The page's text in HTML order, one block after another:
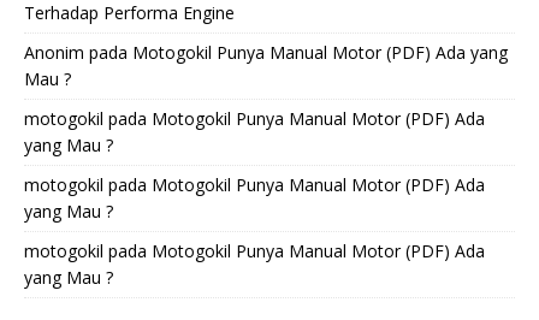
Terhadap Performa Engine
Anonim pada Motogokil Punya Manual Motor (PDF) Ada yang
Mau ?
motogokil pada Motogokil Punya Manual Motor (PDF) Ada
yang Mau ?
motogokil pada Motogokil Punya Manual Motor (PDF) Ada
yang Mau ?
motogokil pada Motogokil Punya Manual Motor (PDF) Ada
yang Mau ?